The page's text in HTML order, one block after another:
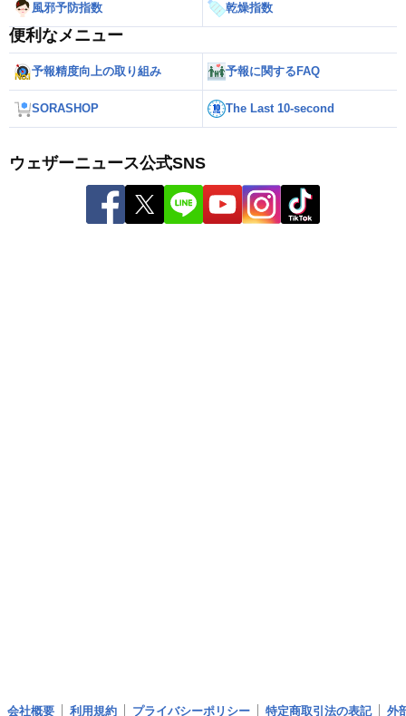
風邪予防指数 乾燥指数
便利なメニュー
予報精度向上の取り組み 予報に関するFAQ
SORASHOP The Last 10-second
ウェザーニュース公式SNS
会社概要 利用規約 プライバシーポリシー 特定商取引法の表記 外